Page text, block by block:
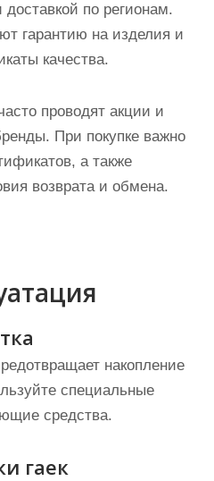
по регионам.
гарантию на изделия и
качества.
проводят акции и
При покупке важно
а также
возврата и обмена.
накопление
специальные
средства.
гаек